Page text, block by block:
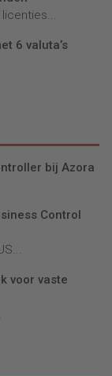
6 valuta’s
bij Azora
Control
voor vaste